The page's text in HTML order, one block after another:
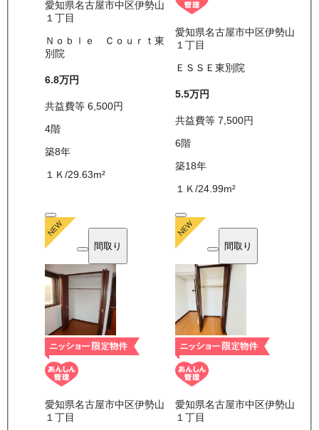
愛知県名古屋市中区伊勢山
１丁目
Ｎｏｂｌｅ Ｃｏｕｒｔ東
別院
6.8万円
共益費等 6,500円
4階
築8年
１Ｋ /29.63m²
愛知県名古屋市中区伊勢山
１丁目
ＥＳＳＥ東別院
5.5万円
共益費等7,500円
6階
築18年
１Ｋ/24.99m²
間取り
愛知県名古屋市中区伊勢山
１丁目
間取り
愛知県名古屋市中区伊勢山
１丁目